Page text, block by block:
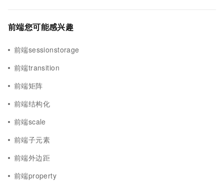
前端您可能感兴趣
前端sessionstorage
前端transition
前端矩阵
前端结构化
前端scale
前端子元素
前端外边距
前端property